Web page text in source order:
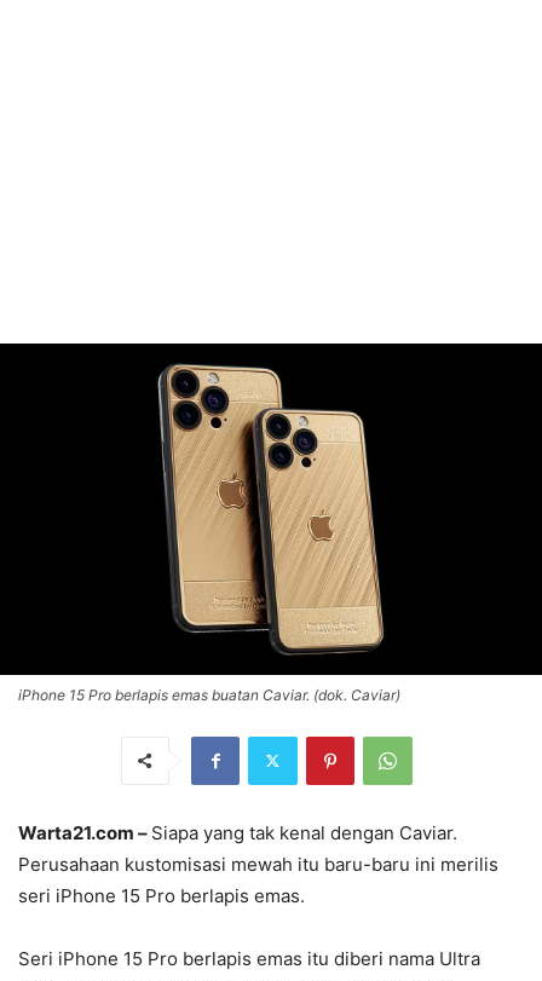
iPhone 15 Pro berlapis emas buatan Caviar. (dok. Caviar)
Warta21.com – Siapa yang tak kenal dengan Caviar.
Perusahaan kustomisasi mewah itu baru-baru ini merilis
seri iPhone 15 Pro berlapis emas.
Seri iPhone 15 Pro berlapis emas itu diberi nama Ultra